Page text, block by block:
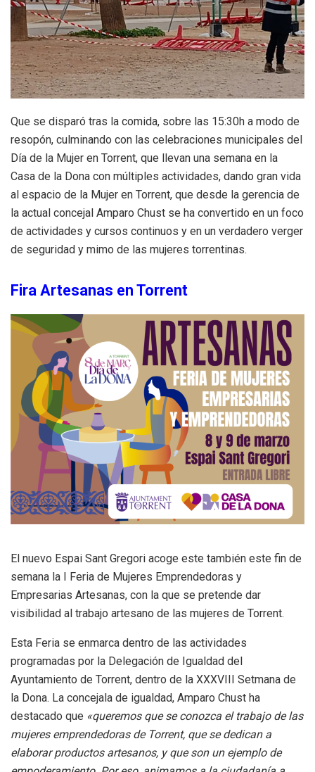
Que se disparó tras la comida, sobre las 15:30h a modo de
resopón, culminando con las celebraciones municipales del
Día de la Mujer en Torrent, que llevan una semana en la
Casa de la Dona con múltiples actividades, dando gran vida
al espacio de la Mujer en Torrent, que desde la gerencia de
la actual concejal Amparo Chust se ha convertido en un foco
de actividades y cursos continuos y en un verdadero verger
de seguridad y mimo de las mujeres torrentinas.
Fira Artesanas en Torrent
El nuevo Espai Sant Gregori acoge este también este fin de
semana la I Feria de Mujeres Emprendedoras y
Empresarias Artesanas, con la que se pretende dar
visibilidad al trabajo artesano de las mujeres de Torrent.
Esta Feria se enmarca dentro de las actividades
programadas por la Delegación de Igualdad del
Ayuntamiento de Torrent, dentro de la XXXVIII Setmana de
la Dona. La concejala de igualdad, Amparo Chust ha
destacado que «queremos que se conozca el trabajo de las
mujeres emprendedoras de Torrent, que se dedican a
elaborar productos artesanos, y que son un ejemplo de